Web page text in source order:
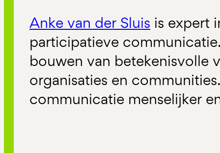
Anke van der Sluis is expert
participatieve
bouwen van betekenisvolle
organisaties en
communicatie menselijker